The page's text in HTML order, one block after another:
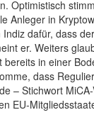
Optimistisch
Anleger in
Indiz dafür, dass
er. Weiters
bereits in einer
dass
– Stichwort
EU-